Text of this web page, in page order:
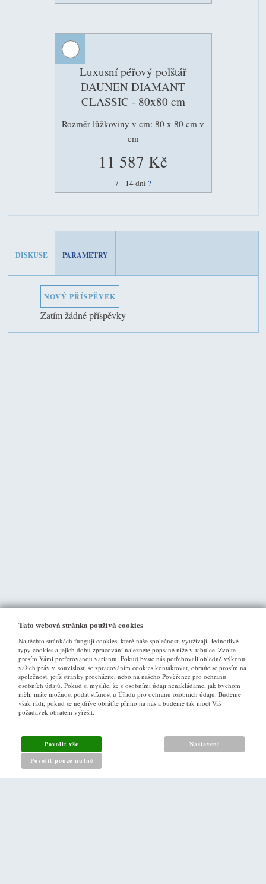
Luxusní péřový polštář
DAUNEN DIAMANT
CLASSIC - 80x80 cm
Rozměr lůžkoviny v cm: 80 x 80 cm v
cm
11 587 Kč
7 - 14 dní ?
DISKUSE PARAMETRY
NOVÝ PŘÍSPĚVEK
Zatím žádné příspěvky
VŠE O NÁKUPU
Jak nakupovat
Reklamační řád
Zásady pro nakládání s osobními údaji
Tato webová stránka používá cookies
Na těchto stránkách fungují cookies, které naše společnosti využívají. Jednotlivé
typy cookies a jejich dobu zpracování naleznete popsané níže v tabulce. Zvolte
prosím Vámi preferovanou variantu. Pokud byste nás potřebovali ohledně výkonu
vašich práv v souvislosti se zpracováním cookies kontaktovat, obraťte se prosím na
společnost, jejíž stránky procházíte, nebo na našeho Pověřence pro ochranu
osobních údajů. Pokud si myslíte, že s osobními údaji nenakládáme, jak bychom
měli, máte možnost podat stížnost u Úřadu pro ochranu osobních údajů. Budeme
však rádi, pokud se nejdříve obrátíte přímo na nás a budeme tak moct Váš
požadavek obratem vyřešit.
Povolit vše
Povolit pouze nutné
Nastavení